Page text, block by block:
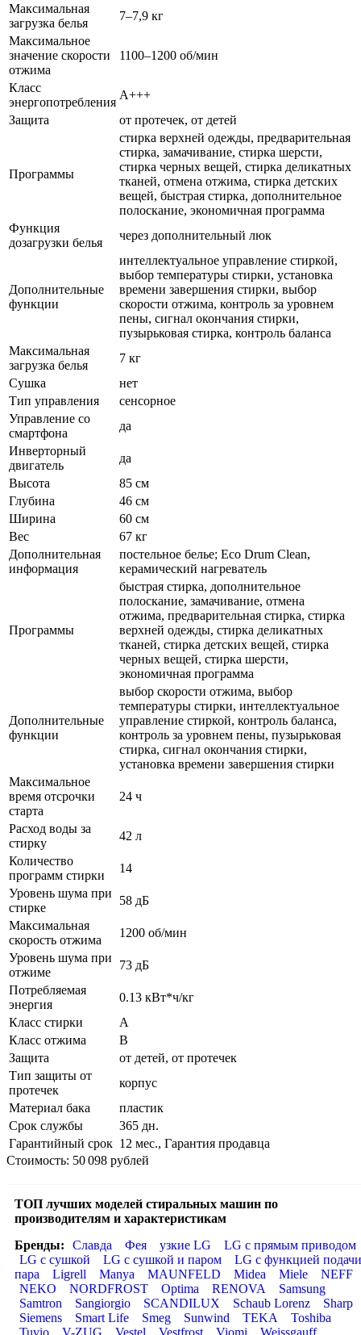
Максимальная
загрузка белья
7–7,9 кг
Максимальное
значение скорости
отжима
1100–1200 об/мин
Класс
энергопотребления
A+++
Защита
от протечек, от детей
Программы
стирка верхней одежды, предварительная
стирка, замачивание, стирка шерсти,
стирка черных вещей, стирка деликатных
тканей, отмена отжима, стирка детских
вещей, быстрая стирка, дополнительное
полоскание, экономичная программа
Функция
дозагрузки белья
через дополнительный люк
Дополнительные
функции
интеллектуальное управление стиркой,
выбор температуры стирки, установка
времени завершения стирки, выбор
скорости отжима, контроль за уровнем
пены, сигнал окончания стирки,
пузырьковая стирка, контроль баланса
Максимальная
загрузка белья
7 кг
Сушка
нет
Тип управления
сенсорное
Управление со
смартфона
да
Инверторный
двигатель
да
Высота
85 см
Глубина
46 см
Ширина
60 см
Вес
67 кг
Дополнительная
информация
постельное белье; Eco Drum Clean,
керамический нагреватель
Программы
быстрая стирка, дополнительное
полоскание, замачивание, отмена
отжима, предварительная стирка, стирка
верхней одежды, стирка деликатных
тканей, стирка детских вещей, стирка
черных вещей, стирка шерсти,
экономичная программа
Дополнительные
функции
выбор скорости отжима, выбор
температуры стирки, интеллектуальное
управление стиркой, контроль баланса,
контроль за уровнем пены, пузырьковая
стирка, сигнал окончания стирки,
установка времени завершения стирки
Максимальное
время отсрочки
старта
24 ч
Расход воды за
стирку
42 л
Количество
программ стирки
14
Уровень шума при
стирке
58 дБ
Максимальная
скорость отжима
1200 об/мин
Уровень шума при
отжиме
73 дБ
Потребляемая
энергия
0.13 кВт*ч/кг
Класс стирки
A
Класс отжима
B
Защита
от детей, от протечек
Тип защиты от
протечек
корпус
Материал бака
пластик
Срок службы
365 дн.
Гарантийный срок 12 мес., Гарантия продавца
Стоимость: 50 098 рублей
ТОП лучших моделей стиральных машин по
производителям и характеристикам
Бренды:
Славда Фея узкие LG
LG с прямым приводом
LG с сушкой
LG с сушкой и паром
LG с функцией подачи
пара
Ligrell Manya MAUNFELD Midea Miele
NEFF
NEKO
NORDFROST Optima RENOVA
Samsung
Samtron
Sangiorgio SCANDILUX Schaub Lorenz
Sharp
Siemens
Smart Life Smeg Sunwind TEKA
Toshiba
Tuvio
V-ZUG Vestel Vestfrost Viomi Weissgauff